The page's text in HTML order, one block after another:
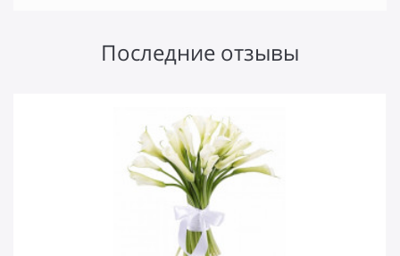
Последние отзывы